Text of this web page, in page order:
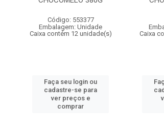
Código: 553377
Embalagem: Unidade
Caixa contém 12 unidade(s)
Faça seu login ou
cadastre-se para
ver preços e
comprar
Caixa